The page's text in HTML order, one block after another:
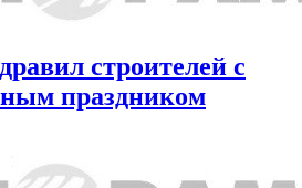
строителей с
праздником